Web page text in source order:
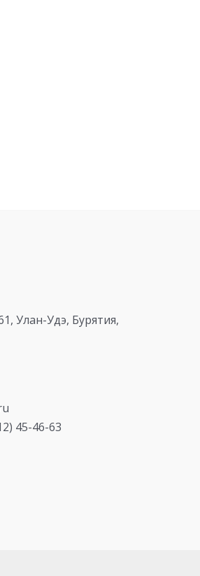
Улан-Удэ, Бурятия,
45-46-63